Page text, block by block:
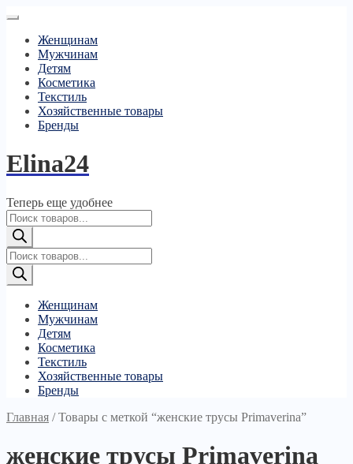
Женщинам
Мужчинам
Детям
Косметика
Текстиль
Хозяйственные товары
Бренды
Elina24
Теперь еще удобнее
Поиск
товаров
Поиск
товаров
Женщинам
Мужчинам
Детям
Косметика
Текстиль
Хозяйственные товары
Бренды
Главная /Товары с меткой “женские трусы Primaverina”
женские трусы Primaverina